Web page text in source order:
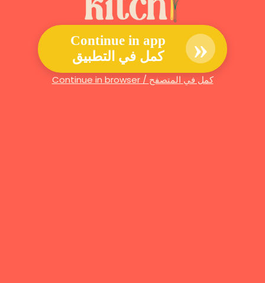
Continue in app
كمل في التطبيق
»
Continue in browser / كمل في المتصفح